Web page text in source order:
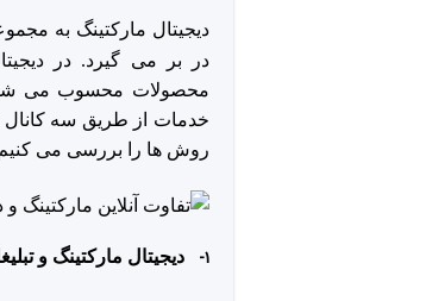
دیجیتال مارکتینگ به
در بر می گیرد. در
محصولات محسوب می
خدمات از طریق سه کانال
روش ها را بررسی می
۱- دیجیتال مارکتینگ و